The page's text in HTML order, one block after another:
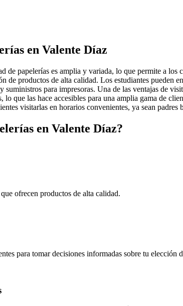
en Valente Díaz
de papelerías es amplia y variada, lo que permite a los
de productos de alta calidad. Los estudiantes pueden
suministros para impresoras. Una de las ventajas de
lo que las hace accesibles para una amplia gama de
visitarlas en horarios convenientes, ya sean
en Valente Díaz?
ofrecen productos de alta calidad.
para tomar decisiones informadas sobre tu elección